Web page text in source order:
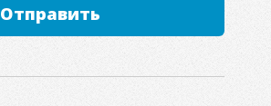
Отправить